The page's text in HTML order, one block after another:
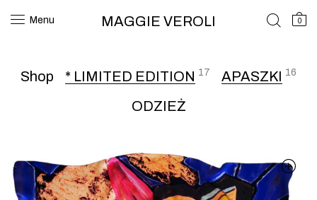
Menu MAGGIE VEROLI 0
Shop * LIMITED EDITION 17 APASZKI 16
ODZIEŻ